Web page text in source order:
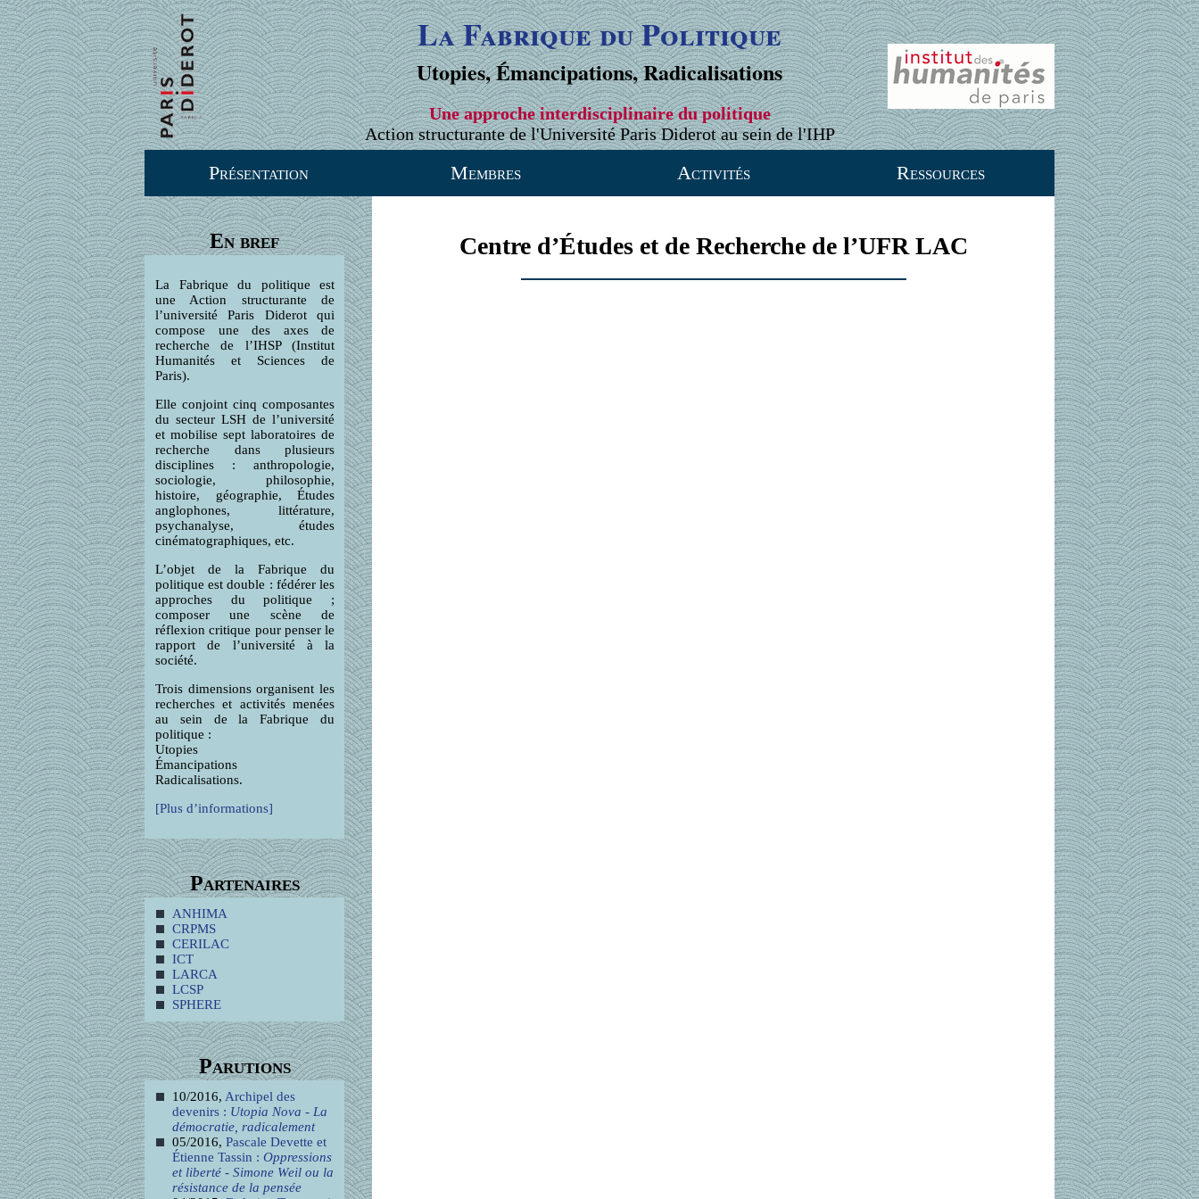
La Fabrique du Politique
Utopies, Émancipations, Radicalisations
Une approche interdisciplinaire du politique
Action structurante de l'Université Paris Diderot au sein de l'IHP
Présentation Membres Activités Ressources
En bref
La Fabrique du politique est
une Action structurante de
l’université Paris Diderot qui
compose une des axes de
recherche de l’IHSP (Institut
Humanités et Sciences de
Paris).
Elle conjoint cinq composantes
du secteur LSH de l’université
et mobilise sept laboratoires de
recherche dans plusieurs
disciplines : anthropologie,
sociologie, philosophie,
histoire, géographie, Études
anglophones, littérature,
psychanalyse, études
cinématographiques, etc.
L’objet de la Fabrique du
politique est double : fédérer les
approches du politique ;
composer une scène de
réflexion critique pour penser le
rapport de l’université à la
société.
Trois dimensions organisent les
recherches et activités menées
au sein de la Fabrique du
politique :
Utopies
Émancipations
Radicalisations.
[Plus d’informations]
Partenaires
ANHIMA
CRPMS
CERILAC
ICT
LARCA
LCSP
SPHERE
Parutions
10/2016, Archipel des
devenirs : Utopia Nova - La
démocratie, radicalement
05/2016, Pascale Devette et
Étienne Tassin : Oppressions
et liberté - Simone Weil ou la
résistance de la pensée
Centre d’Études et de Recherche de l’UFR LAC